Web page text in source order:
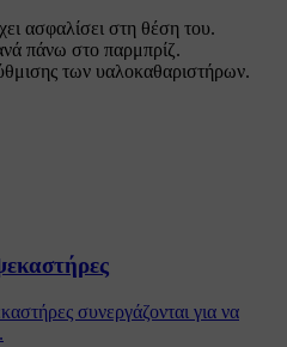
ασφαλίσει στη θέση του.
πάνω στο παρμπρίζ.
των υαλοκαθαριστήρων.
συνεργάζονται για να